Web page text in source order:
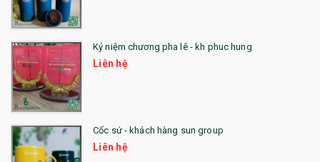
Kỷ niệm chương pha lê - kh phuc hung
Liên hệ
Cốc sứ - khách hàng sun group
Liên hệ